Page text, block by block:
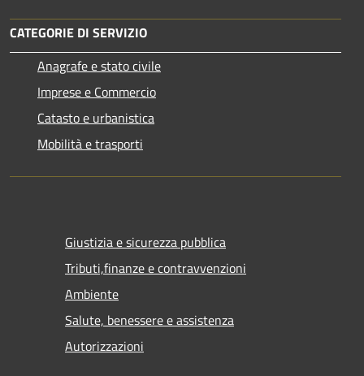
CATEGORIE DI SERVIZIO
Anagrafe e stato civile
Imprese e Commercio
Catasto e urbanistica
Mobilità e trasporti
Giustizia e sicurezza pubblica
Tributi,finanze e contravvenzioni
Ambiente
Salute, benessere e assistenza
Autorizzazioni